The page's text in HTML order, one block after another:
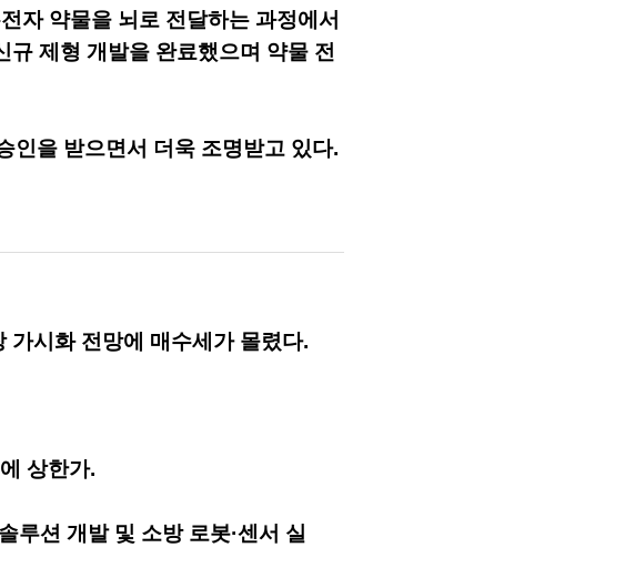
자 약물을 뇌로 전달하는 과정에서
규 제형 개발을 완료했으며 약물 전
인을 받으면서 더욱 조명받고 있다.
가시화 전망에 매수세가 몰렸다.
상한가.
루션 개발 및 소방 로봇·센서 실